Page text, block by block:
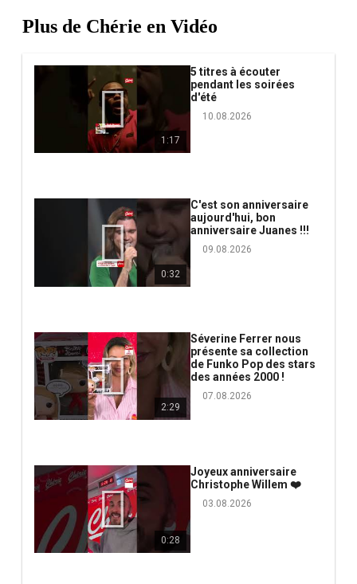
Plus de Chérie en Vidéo
1:17
5 titres à écouter
pendant les soirées
d'été
10.08.2026
0:32
C'est son anniversaire
aujourd'hui, bon
anniversaire Juanes !!!
09.08.2026
2:29
Séverine Ferrer nous
présente sa collection
de Funko Pop des stars
des années 2000 !
07.08.2026
0:28
Joyeux anniversaire
Christophe Willem ❤️
03.08.2026